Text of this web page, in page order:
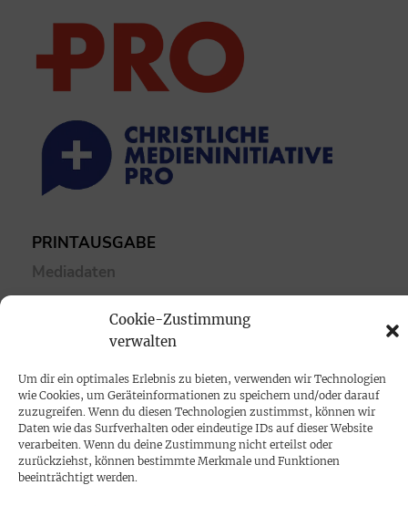
Cookie-Zustimmung
verwalten
Um dir ein optimales Erlebnis zu bieten, verwenden wir Technologien
wie Cookies, um Geräteinformationen zu speichern und/oder darauf
zuzugreifen. Wenn du diesen Technologien zustimmst, können wir
Daten wie das Surfverhalten oder eindeutige IDs auf dieser Website
verarbeiten. Wenn du deine Zustimmung nicht erteilst oder
zurückziehst, können bestimmte Merkmale und Funktionen
beeinträchtigt werden.
PRINTAUSGABE
Mediadaten
PROKOMPAKT
SPENDEN
Datenschutz
KONTAKT